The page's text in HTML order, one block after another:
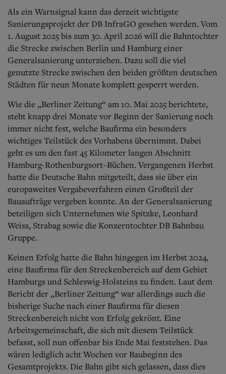
Kontakt
Impressum
Datenschutz
Als ein Warnsignal kann das derzeit wichtigste
Sanierungsprojekt der DB InfraGO gesehen werden. Vom
1. August 2025 bis zum 30. April 2026 will die Bahntochter
die Strecke zwischen Berlin und Hamburg einer
Generalsanierung unterziehen. Dazu soll die viel
genutzte Strecke zwischen den beiden größten deutschen
Städten für neun Monate komplett gesperrt werden.
Wie die „Berliner Zeitung“ am 10. Mai 2025 berichtete,
steht knapp drei Monate vor Beginn der Sanierung noch
immer nicht fest, welche Baufirma ein besonders
wichtiges Teilstück des Vorhabens übernimmt. Dabei
geht es um den fast 45 Kilometer langen Abschnitt
Hamburg-Rothenburgsort–Büchen. Vergangenen Herbst
hatte die Deutsche Bahn mitgeteilt, dass sie über ein
europaweites Vergabeverfahren einen Großteil der
Bauaufträge vergeben konnte. An der Generalsanierung
beteiligen sich Unternehmen wie Spitzke, Leonhard
Weiss, Strabag sowie die Konzerntochter DB Bahnbau
Gruppe.
Keinen Erfolg hatte die Bahn hingegen im Herbst 2024,
eine Baufirma für den Streckenbereich auf dem Gebiet
Hamburgs und Schleswig-Holsteins zu finden. Laut dem
Bericht der „Berliner Zeitung“ war allerdings auch die
bisherige Suche nach einer Baufirma für diesen
Streckenbereich nicht von Erfolg gekrönt. Eine
Arbeitsgemeinschaft, die sich mit diesem Teilstück
befasst, soll nun offenbar bis Ende Mai feststehen. Das
wären lediglich acht Wochen vor Baubeginn des
Gesamtprojekts. Die Bahn gibt sich gelassen, dass dies